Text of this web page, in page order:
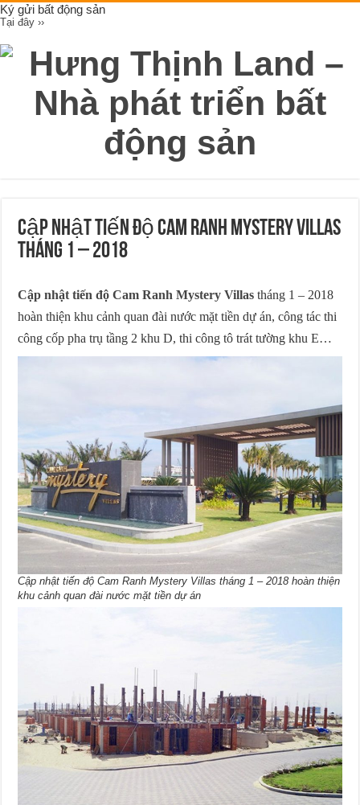
Ký gửi bất động sản
Tại đây ››
Cập nhật tiến độ Cam Ranh Mystery Villas
tháng 1 – 2018
Cập nhật tiến độ Cam Ranh Mystery Villas tháng 1 – 2018
hoàn thiện khu cảnh quan đài nước mặt tiền dự án, công tác thi
công cốp pha trụ tầng 2 khu D, thi công tô trát tường khu E…
Cập nhật tiến độ Cam Ranh Mystery Villas tháng 1 – 2018 hoàn thiện
khu cảnh quan đài nước mặt tiền dự án